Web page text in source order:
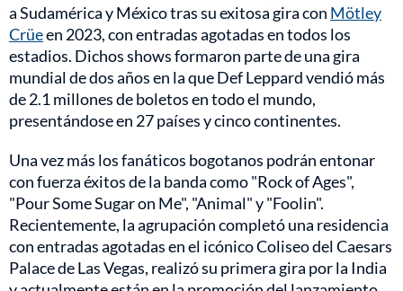
a Sudamérica y México tras su exitosa gira con Mötley
Crüeen 2023, con entradas agotadas en todos los
estadios. Dichos shows formaron parte de una gira
mundial de dos años en la que Def Leppard vendió más
de 2.1 millones de boletos en todo el mundo,
presentándose en 27 países y cinco continentes.
Una vez más los fanáticos bogotanos podrán entonar
con fuerza éxitos de la banda como "Rock of Ages",
"Pour Some Sugar on Me", "Animal" y "Foolin".
Recientemente, la agrupación completó una residencia
con entradas agotadas en el icónico Coliseo del Caesars
Palace de Las Vegas, realizó su primera gira por la India